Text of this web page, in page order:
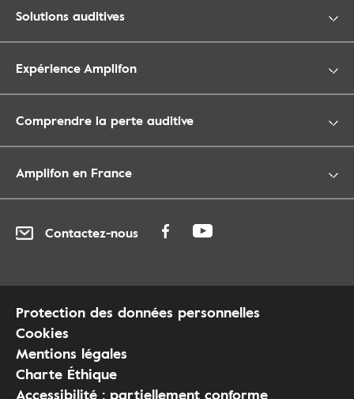
Solutions auditives
Expérience Amplifon
Comprendre la perte auditive
Amplifon en France
Contactez-nous
Protection des données personnelles
Cookies
Mentions légales
Charte Éthique
Accessibilité : partiellement conforme